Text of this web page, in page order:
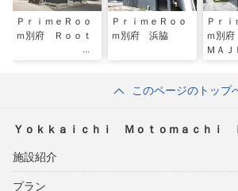
ＰｒｉｍｅＲｏｏ
ｍ別府 Ｒｏｏｔ
ＰｒｉｍｅＲｏｏ
ｍ別府 浜脇
Ｐｒｉ
ｍ別
ＭＡＪ
このページのトップ
Ｙｏｋｋａｉｃｈｉ Ｍｏｔｏｍａｃｈｉ
施設紹介
プラン